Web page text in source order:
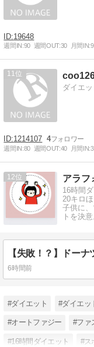
19648
週間IN:90 週間OUT:30 月間IN:
11
ダイエ
1214107 4
週間IN:80 週間OUT:40 月間IN:
12
16時間
20キロ
子供に
トを決
6時間前
#ダイエット #ダイエッ
#オートファジー #ファ
#16時間ダイエット #ス